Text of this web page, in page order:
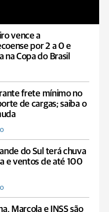
vence a
por 2 a 0 e
na Copa do Brasil
frete mínimo no
de cargas; saiba o
do Sul terá chuva
e ventos de até 100
Marcola e INSS são